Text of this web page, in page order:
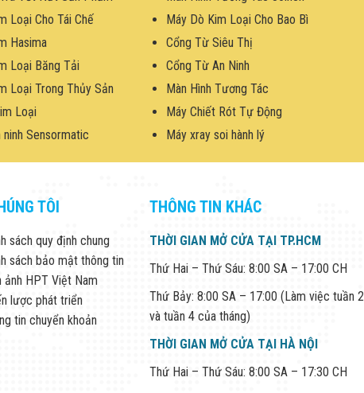
Loại Cho Tái Chế Máy Dò Kim Loại Cho Bao Bì
Hasima Cổng Từ Siêu Thị
Loại Băng Tải Cổng Từ An Ninh
Loại Trong Thủy Sản Màn Hình Tương Tác
Loại Máy Chiết Rót Tự Động
Sensormatic Máy xray soi hành lý
TÔI
sách quy định chung
sách bảo mật thông tin
ảnh HPT Việt Nam
lược phát triển
tin chuyển khoản
THÔNG TIN KHÁC
THỜI GIAN MỞ CỬA TẠI TP.HCM
Thứ Hai – Thứ Sáu: 8:00 SA – 17:00 CH
Thứ Bảy: 8:00 SA – 17:00 (Làm việc tuần 2
và tuần 4 của tháng)
THỜI GIAN MỞ CỬA TẠI HÀ NỘI
Thứ Hai – Thứ Sáu: 8:00 SA – 17:30 CH